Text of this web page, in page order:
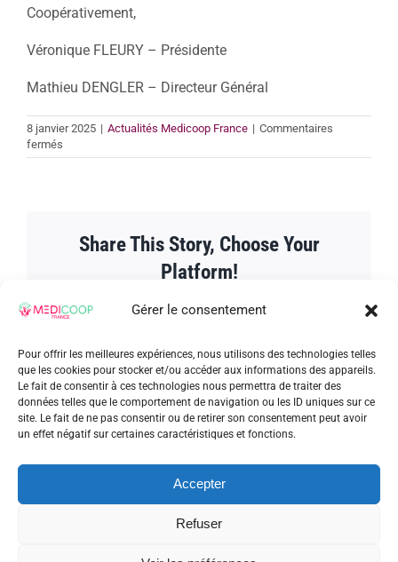
Gérer le consentement
Pour offrir les meilleures expériences, nous utilisons des technologies telles
que les cookies pour stocker et/ou accéder aux informations des appareils.
Le fait de consentir à ces technologies nous permettra de traiter des
données telles que le comportement de navigation ou les ID uniques sur ce
site. Le fait de ne pas consentir ou de retirer son consentement peut avoir
un effet négatif sur certaines caractéristiques et fonctions.
Accepter
Refuser
Coopérativement,
Véronique FLEURY – Présidente
Mathieu DENGLER – Directeur Général
8 janvier 2025 | Actualités Medicoop France | Commentaires
fermés
Bonne
Share This Story, Choose Your
Platform!
FacebookTwitterRedditLinkedInWhatsApp
TumblrPinterest Email
À propos de l'auteur :admin_patrick